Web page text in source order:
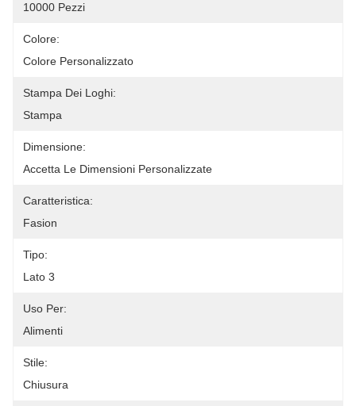
10000 Pezzi
Colore:
Colore Personalizzato
Stampa Dei Loghi:
Stampa
Dimensione:
Accetta Le Dimensioni Personalizzate
Caratteristica:
Fasion
Tipo:
Lato 3
Uso Per:
Alimenti
Stile:
Chiusura